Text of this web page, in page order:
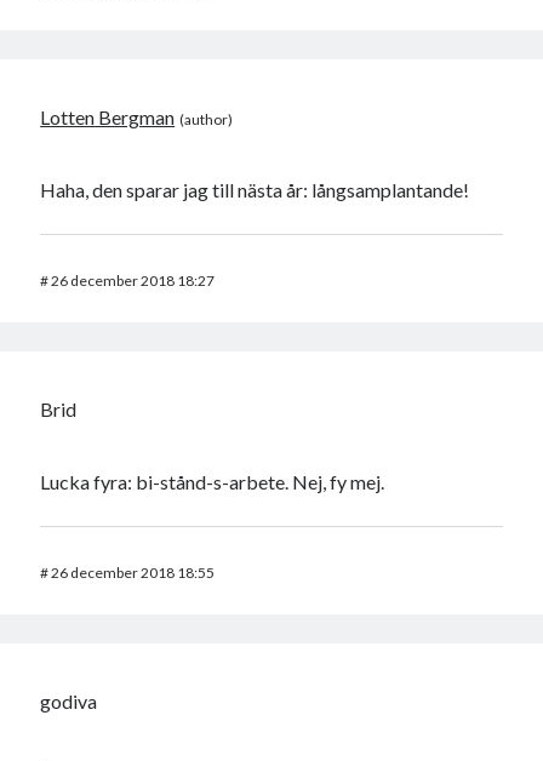
Lotten Bergman
Haha, den sparar jag till nästa år: långsamplantande!
#26 december 2018 18:27
Brid
Lucka fyra: bi-stånd-s-arbete. Nej, fy mej.
#26 december 2018 18:55
godiva